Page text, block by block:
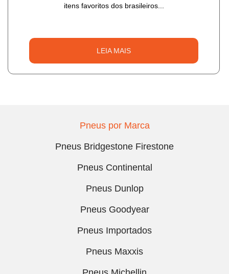
itens favoritos dos brasileiros...
LEIA MAIS
Pneus por Marca
Pneus Bridgestone Firestone
Pneus Continental
Pneus Dunlop
Pneus Goodyear
Pneus Importados
Pneus Maxxis